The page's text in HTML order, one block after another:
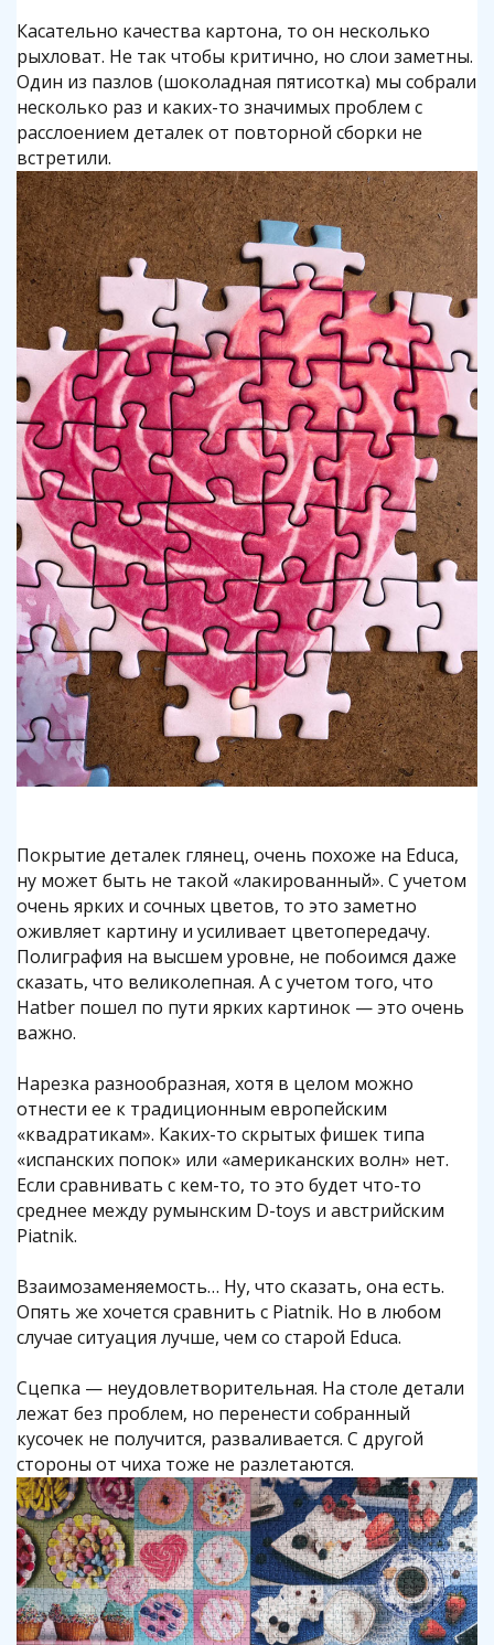
Касательно качества картона, то он несколько
рыхловат. Не так чтобы критично, но слои заметны.
Один из пазлов (шоколадная пятисотка) мы собрали
несколько раз и каких-то значимых проблем с
расслоением деталек от повторной сборки не
встретили.
Покрытие деталек глянец, очень похоже на Educa,
ну может быть не такой «лакированный». С учетом
очень ярких и сочных цветов, то это заметно
оживляет картину и усиливает цветопередачу.
Полиграфия на высшем уровне, не побоимся даже
сказать, что великолепная. А с учетом того, что
Hatber пошел по пути ярких картинок — это очень
важно.
Нарезка разнообразная, хотя в целом можно
отнести ее к традиционным европейским
«квадратикам». Каких-то скрытых фишек типа
«испанских попок» или «американских волн» нет.
Если сравнивать с кем-то, то это будет что-то
среднее между румынским D-toys и австрийским
Piatnik.
Взаимозаменяемость… Ну, что сказать, она есть.
Опять же хочется сравнить с Piatnik. Но в любом
случае ситуация лучше, чем со старой Educa.
Сцепка — неудовлетворительная. На столе детали
лежат без проблем, но перенести собранный
кусочек не получится, разваливается. С другой
стороны от чиха тоже не разлетаются.